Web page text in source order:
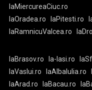
laMiercureaCiuc.ro
laOradea.ro
laPitesti.ro
laRamnicuValcea.ro
laBrasov.ro la-Iasi.ro
laVaslui.ro
laAlbaIulia.ro
laArad.ro
laBacau.ro